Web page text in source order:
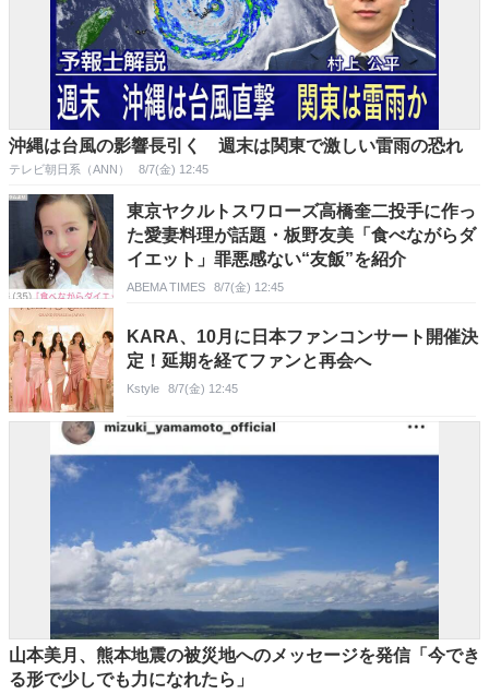
沖縄は台風の影響長引く 週末は関東で激しい雷雨の恐れ
テレビ朝日系（ANN） 8/7(金) 12:45
東京ヤクルトスワローズ高橋奎二投手に作っ
た愛妻料理が話題・板野友美「食べながらダ
イエット」罪悪感ない“友飯”を紹介
ABEMA TIMES 8/7(金) 12:45
KARA、10月に日本ファンコンサート開催決
定！延期を経てファンと再会へ
Kstyle 8/7(金) 12:45
山本美月、熊本地震の被災地へのメッセージを発信「今でき
る形で少しでも力になれたら」